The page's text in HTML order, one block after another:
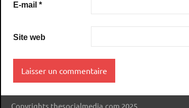
E-mail *
Site web
Copyrights thesocialmedia.com 2025